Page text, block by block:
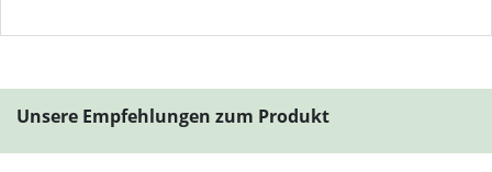
Unsere Empfehlungen zum Produkt